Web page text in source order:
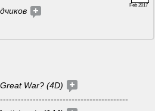
Feb 2017
War? (4D)